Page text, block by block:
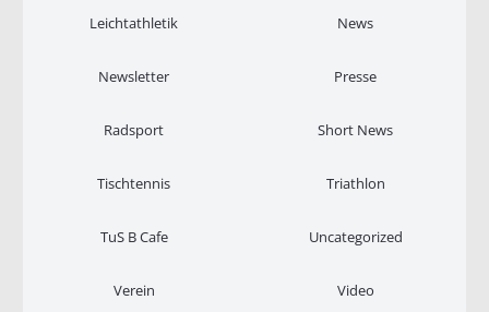
Leichtathletik News
Newsletter Presse
Radsport Short News
Tischtennis Triathlon
TuS B Cafe Uncategorized
Verein Video